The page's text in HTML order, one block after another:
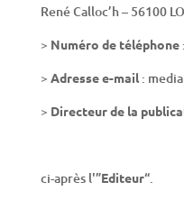
René Calloc’h – 56100
> Numéro de téléphone
> Adresse e-mail:
> Directeur de la
ci-après l'”Editeur“.